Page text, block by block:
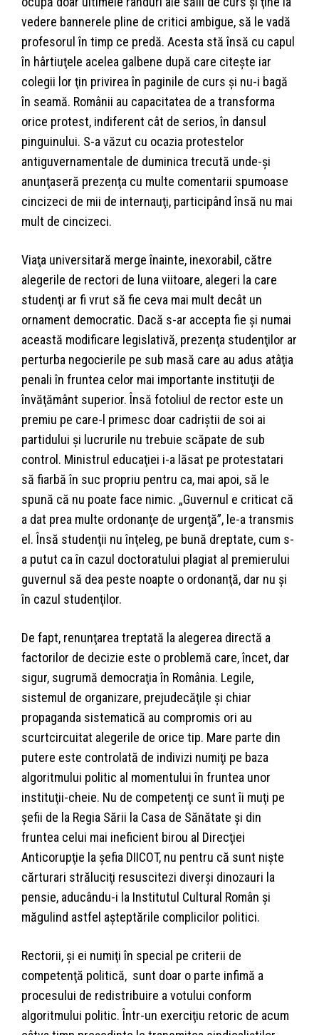
vedere bannerele pline de critici ambigue, să le vadă
profesorul în timp ce predă. Acesta stă însă cu capul
în hârtiuţele acelea galbene după care citeşte iar
colegii lor ţin privirea în paginile de curs şi nu-i bagă
în seamă. Românii au capacitatea de a transforma
orice protest, indiferent cât de serios, în dansul
pinguinului. S-a văzut cu ocazia protestelor
antiguvernamentale de duminica trecută unde-şi
anunţaseră prezenţa cu multe comentarii spumoase
cincizeci de mii de internauţi, participând însă nu mai
mult de cincizeci.
Viaţa universitară merge înainte, inexorabil, către
alegerile de rectori de luna viitoare, alegeri la care
studenţi ar fi vrut să fie ceva mai mult decât un
ornament democratic. Dacă s-ar accepta fie şi numai
această modificare legislativă, prezenţa studenţilor ar
perturba negocierile pe sub masă care au adus atâţia
penali în fruntea celor mai importante instituţii de
învăţământ superior. Însă fotoliul de rector este un
premiu pe care-l primesc doar cadriştii de soi ai
partidului şi lucrurile nu trebuie scăpate de sub
control. Ministrul educaţiei i-a lăsat pe protestatari
să fiarbă în suc propriu pentru ca, mai apoi, să le
spună că nu poate face nimic. „Guvernul e criticat că
a dat prea multe ordonanţe de urgenţă”, le-a transmis
el. Însă studenţii nu înţeleg, pe bună dreptate, cum s-
a putut ca în cazul doctoratului plagiat al premierului
guvernul să dea peste noapte o ordonanţă, dar nu şi
în cazul studenţilor.
De fapt, renunţarea treptată la alegerea directă a
factorilor de decizie este o problemă care, încet, dar
sigur, sugrumă democraţia în România. Legile,
sistemul de organizare, prejudecăţile şi chiar
propaganda sistematică au compromis ori au
scurtcircuitat alegerile de orice tip. Mare parte din
putere este controlată de indivizi numiţi pe baza
algoritmului politic al momentului în fruntea unor
instituţii-cheie. Nu de competenţi ce sunt îi muţi pe
şefii de la Regia Sării la Casa de Sănătate şi din
fruntea celui mai ineficient birou al Direcţiei
Anticorupţie la şefia DIICOT, nu pentru că sunt nişte
cărturari străluciţi resuscitezi diverşi dinozauri la
pensie, aducându-i la Institutul Cultural Român şi
măgulind astfel aşteptările complicilor politici.
Rectorii, şi ei numiţi în special pe criterii de
competenţă politică, sunt doar o parte infimă a
procesului de redistribuire a votului conform
algoritmului politic. Într-un exerciţiu retoric de acum